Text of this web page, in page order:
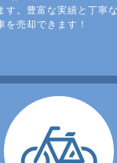
す。豊富な実績と丁寧
を売却できます！